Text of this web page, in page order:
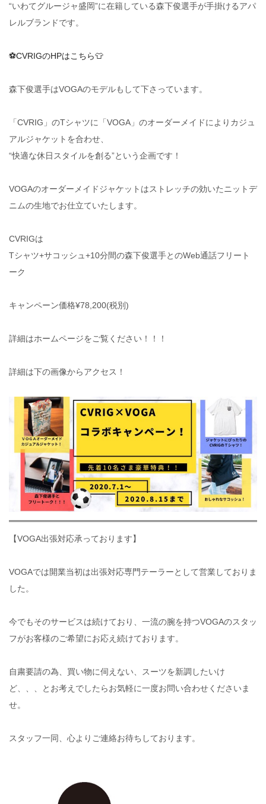
“いわてグルージャ盛岡”に在籍している森下俊選手が手掛けるアパ
レルブランドです。
⚽️CVRIGのHPはこちら👕
森下俊選手はVOGAのモデルもして下さっています。
「CVRIG」のTシャツに「VOGA」のオーダーメイドによりカジュ
アルジャケットを合わせ、
“快適な休日スタイルを創る”という企画です！
VOGAのオーダーメイドジャケットはストレッチの効いたニットデ
ニムの生地でお仕立ていたします。
CVRIGは
Tシャツ+サコッシュ+10分間の森下俊選手とのWeb通話フリート
ーク
キャンペーン価格¥78,200(税別)
詳細はホームページをご覧ください！！！
詳細は下の画像からアクセス！
【VOGA出張対応承っております】
VOGAでは開業当初は出張対応専門テーラーとして営業しておりま
した。
今でもそのサービスは続けており、一流の腕を持つVOGAのスタッ
フがお客様のご希望にお応え続けております。
自粛要請の為、買い物に伺えない、スーツを新調したいけ
ど、、、とお考えでしたらお気軽に一度お問い合わせくださいま
せ。
スタッフ一同、心よりご連絡お待ちしております。